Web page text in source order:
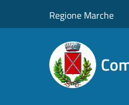
Regione Marche